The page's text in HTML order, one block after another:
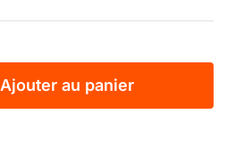
Ajouter au panier